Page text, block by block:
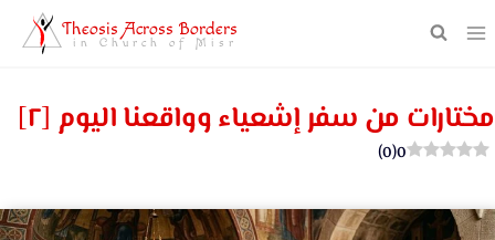
Theosis Across Borders
in Church of Misr
مختارات من سفر إشعياء وواقعنا اليوم [٢]
0
(
0
)